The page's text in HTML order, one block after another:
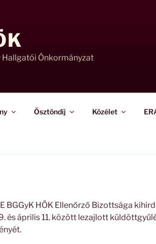
Hallgatói Önkormányzat
Ösztöndíj Közélet
BGGyK HÖK Ellenőrző Bizottsága
és április 11. között lezajlott